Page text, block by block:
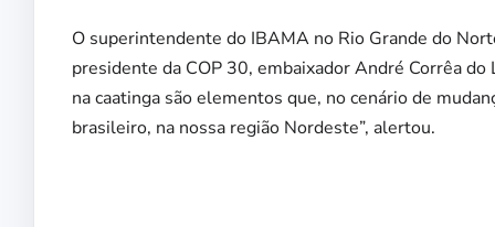
O superintendente do IBAMA no Rio Grande do
presidente da COP 30, embaixador André Corrêa do
na caatinga são elementos que, no cenário de
brasileiro, na nossa região Nordeste”, alertou.